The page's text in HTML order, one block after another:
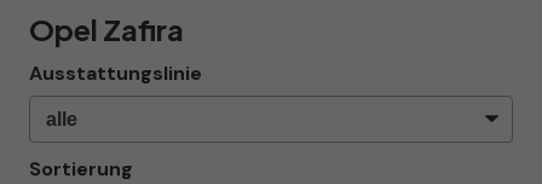
Opel Zafira
Ausstattungslinie
Sortierung